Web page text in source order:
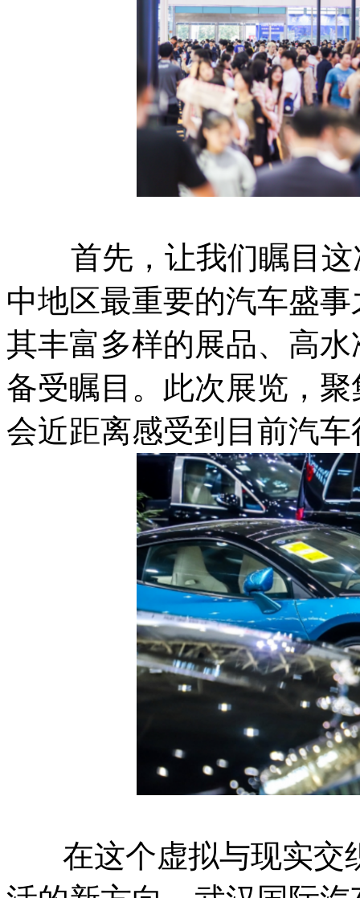
首先，让我们瞩目这
中地区最重要的汽车盛
其丰富多样的展品、高
备受瞩目。此次展览，
会近距离感受到目前汽
在这个虚拟与现实交